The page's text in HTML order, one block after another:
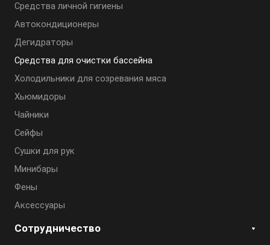
Cредства личной гигиены
Автокондиционеры
Дегидраторы
Средства для очистки бассейна
Холодильники для созревания мяса
Хьюмидоры
Чайники
Сейфы
Сушки для рук
Минибары
Фены
Аксессуары
Сотрудничество